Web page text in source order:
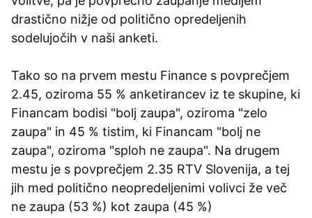
drastično nižje od politično opredeljenih
sodelujočih v naši anketi.
Tako so na prvem mestu Finance s povprečjem
2.45, oziroma 55 % anketirancev iz te skupine, ki
Financam bodisi "bolj zaupa", oziroma "zelo
zaupa" in 45 % tistim, ki Financam "bolj ne
zaupa", oziroma "sploh ne zaupa". Na drugem
mestu je s povprečjem 2.35 RTV Slovenija, a tej
jih med politično neopredeljenimi volivci že več
ne zaupa (53 %) kot zaupa (45 %)